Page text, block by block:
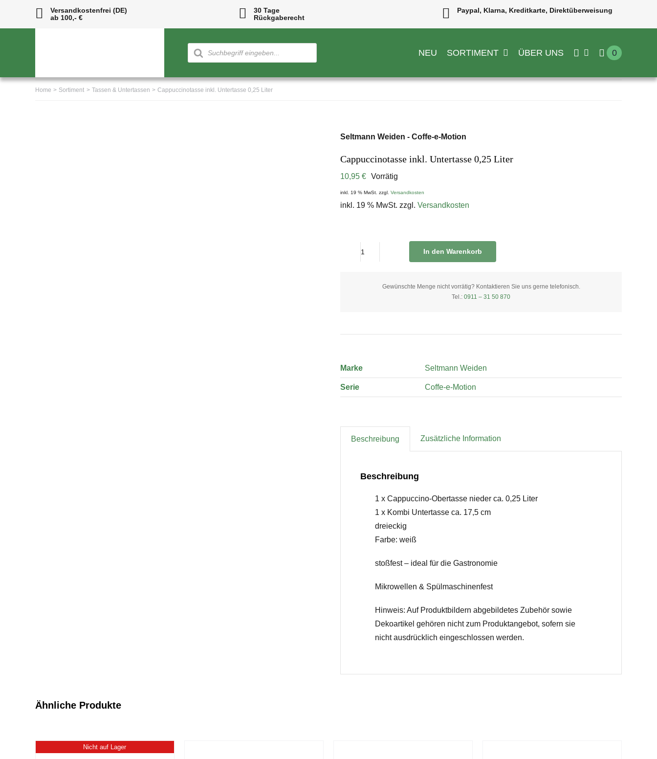
Versandkostenfrei (DE)
ab 100,- €
30 Tage
Rückgaberecht
Paypal, Klarna, Kreditkarte, Direktüberweisung
Products
search
NEU SORTIMENT ÜBER UNS 0
Home Sortiment Tassen & Untertassen Cappuccinotasse inkl. Untertasse 0,25 Liter
Seltmann Weiden - Coffe-e-Motion
Cappuccinotasse inkl. Untertasse 0,25 Liter
10,95 € Vorrätig
inkl. 19 % MwSt. zzgl. Versandkosten
inkl. 19 % MwSt. zzgl. Versandkosten
Untertasse
In den Warenkorb
Gewünschte Menge nicht vorrätig? Kontaktieren Sie uns gerne telefonisch.
Tel.: 0911 – 31 50 870
Marke Seltmann Weiden
Serie Coffe-e-Motion
Beschreibung Zusätzliche Information
Beschreibung
1 x Cappuccino-Obertasse nieder ca. 0,25 Liter
1 x Kombi Untertasse ca. 17,5 cm
dreieckig
Farbe: weiß
stoßfest – ideal für die Gastronomie
Mikrowellen & Spülmaschinenfest
Hinweis: Auf Produktbildern abgebildetes Zubehör sowie
Dekoartikel gehören nicht zum Produktangebot, sofern sie
nicht ausdrücklich eingeschlossen werden.
Ähnliche Produkte
Nicht auf Lager